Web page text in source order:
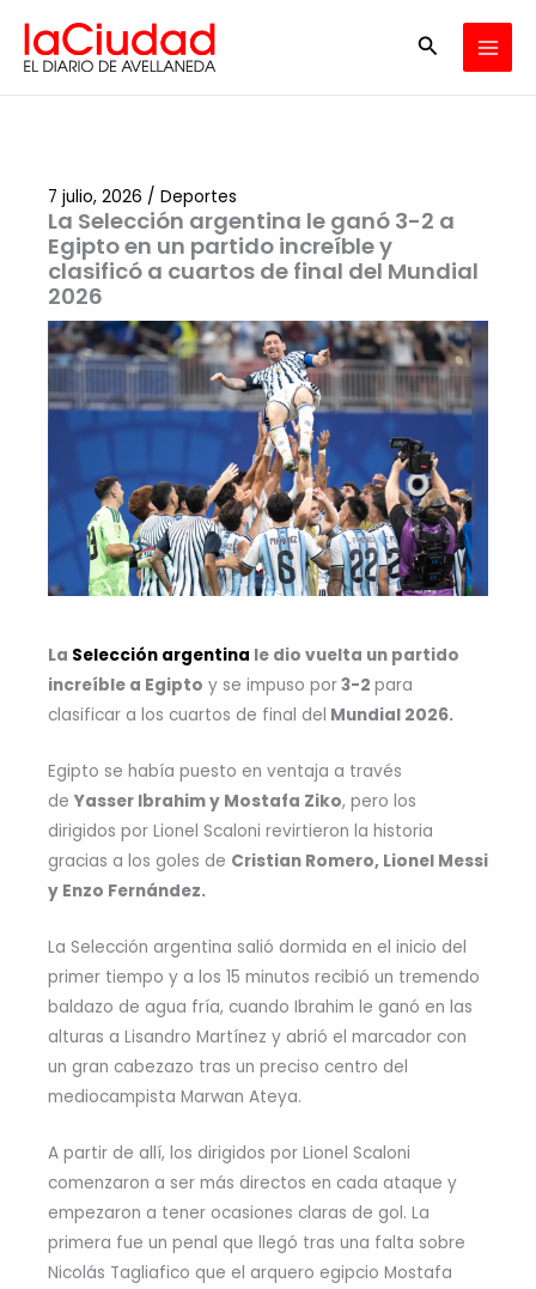
contenido
Buscar
La Selección argentina le ganó 3-2 a
Egipto en un partido increíble y
clasificó a cuartos de final del Mundial
2026
7 julio, 2026 / Deportes
La Selección argentina le dio vuelta un partido
increíble a Egipto y se impuso por3-2 para
clasificar a los cuartos de final del Mundial 2026.
Egipto se había puesto en ventaja a través
de Yasser Ibrahim y Mostafa Ziko, pero los
dirigidos por Lionel Scaloni revirtieron la historia
gracias a los goles de Cristian Romero, Lionel Messi
y Enzo Fernández.
La Selección argentina salió dormida en el inicio del
primer tiempo y a los 15 minutos recibió un tremendo
baldazo de agua fría, cuando Ibrahim le ganó en las
alturas a Lisandro Martínez y abrió el marcador con
un gran cabezazo tras un preciso centro del
mediocampista Marwan Ateya.
A partir de allí, los dirigidos por Lionel Scaloni
comenzaron a ser más directos en cada ataque y
empezaron a tener ocasiones claras de gol. La
primera fue un penal que llegó tras una falta sobre
Nicolás Tagliafico que el arquero egipcio Mostafa